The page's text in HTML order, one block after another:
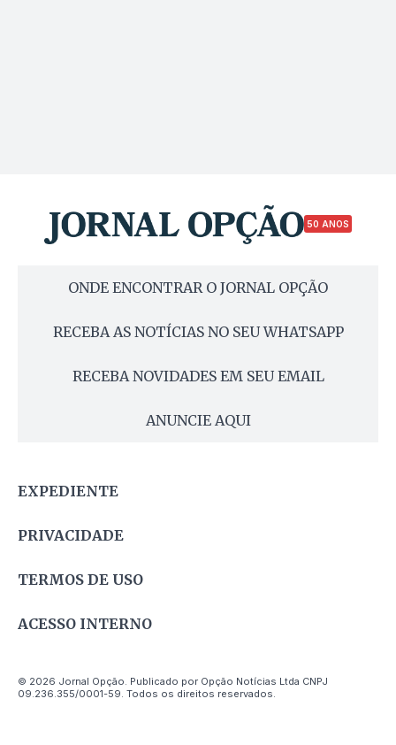
50 ANOS
ONDE ENCONTRAR O JORNAL OPÇÃO
RECEBA AS NOTÍCIAS NO SEU WHATSAPP
RECEBA NOVIDADES EM SEU EMAIL
ANUNCIE AQUI
EXPEDIENTE
PRIVACIDADE
TERMOS DE USO
ACESSO INTERNO
© 2026 Jornal Opção. Publicado por Opção Notícias Ltda CNPJ
09.236.355/0001-59. Todos os direitos reservados.